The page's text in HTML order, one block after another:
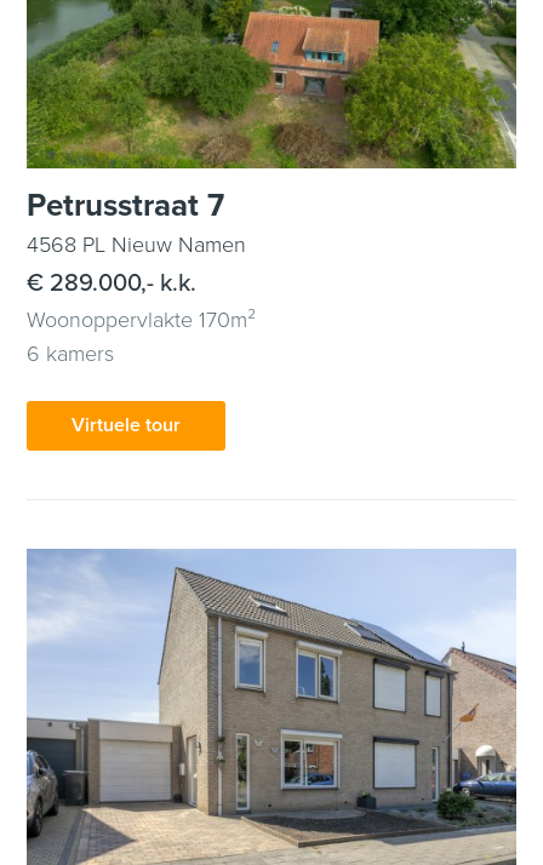
Petrusstraat 7
4568 PL Nieuw Namen
€ 289.000,- k.k.
Woonoppervlakte 170m²
6 kamers
Virtuele tour